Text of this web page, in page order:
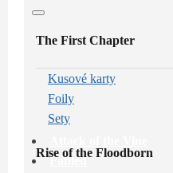
Fabled
The First Chapter
Kusové karty
Foily
Sety
Rise of the Floodborn